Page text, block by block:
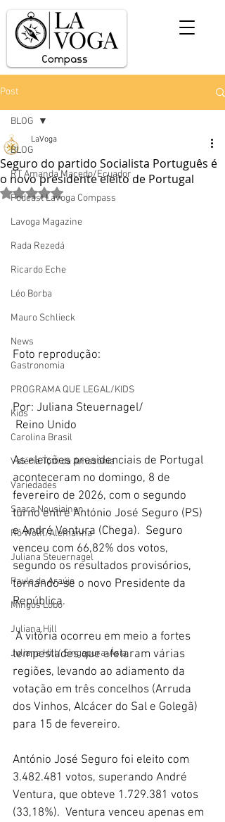
Post
BLOG
RT Amanda Macedo/Ecuador
Podcast Lavoga Compass
Lavoga Magazine
Rada Rezedá
Ricardo Eche
Léo Borba
Mauro Schlieck
News
Gastronomia
PROGRAMA QUE LEGAL/KIDS
Kids
Carolina Brasil
Valéria Totti da Amazônia
Variedades
Saara Nousiainen
Rô Wolfl/Alemanha
Juliana Steuernagel
Paulo de Araújo
Mingos Lobo
Juliana Hill
Juliana Hill/ Singapura-Ásia
BLOG
Seguro do partido Socialista Português é
o novo presidente eleito de Portugal
LaVoga
Avaliado com NaN de 5 estrelas.
Foto reprodução:
Por: Juliana Steuernagel/
Reino Unido
As eleições presidenciais de Portugal
aconteceram no domingo, 8 de
fevereiro de 2026, com o segundo
turno entre António José Seguro (PS)
e André Ventura (Chega).  Seguro
venceu com 66,82% dos votos,
segundo os resultados provisórios,
tornando-se o novo Presidente da
República.
A vitória ocorreu em meio a fortes
tempestades que afetaram várias
regiões, levando ao adiamento da
votação em três concelhos (Arruda
dos Vinhos, Alcácer do Sal e Golegã)
para 15 de fevereiro.
António José Seguro foi eleito com
3.482.481 votos, superando André
Ventura, que obteve 1.729.381 votos
(33,18%).  Ventura venceu apenas em